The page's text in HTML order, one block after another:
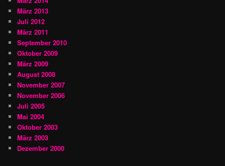
März 2013
Juli 2012
März 2011
September 2010
Oktober 2009
März 2009
August 2008
November 2007
November 2006
Juli 2005
Mai 2004
Oktober 2003
März 2003
Dezember 2000